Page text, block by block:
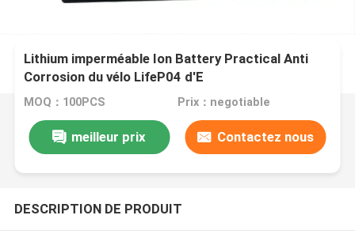
Lithium imperméable Ion Battery Practical Anti
Corrosion du vélo LifeP04 d'E
MOQ：100PCS Prix：negotiable
meilleur prix Contactez nous
DESCRIPTION DE PRODUIT